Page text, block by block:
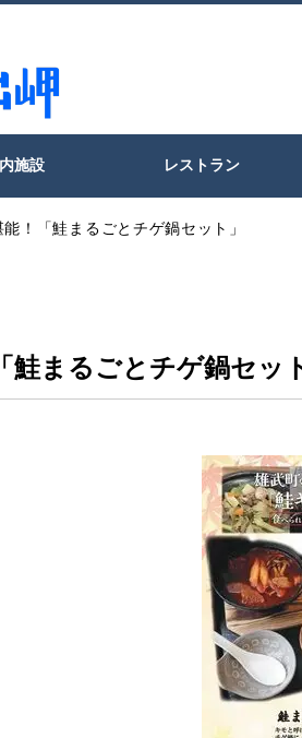
施設 レストラン
！「鮭まるごとチゲ鍋セット」
まるごとチゲ鍋セッ